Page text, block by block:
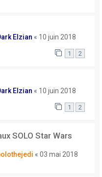
Elzian « 10 juin 2018
1 2
Elzian « 10 juin 2018
1 2
SOLO Star Wars
« 03 mai 2018